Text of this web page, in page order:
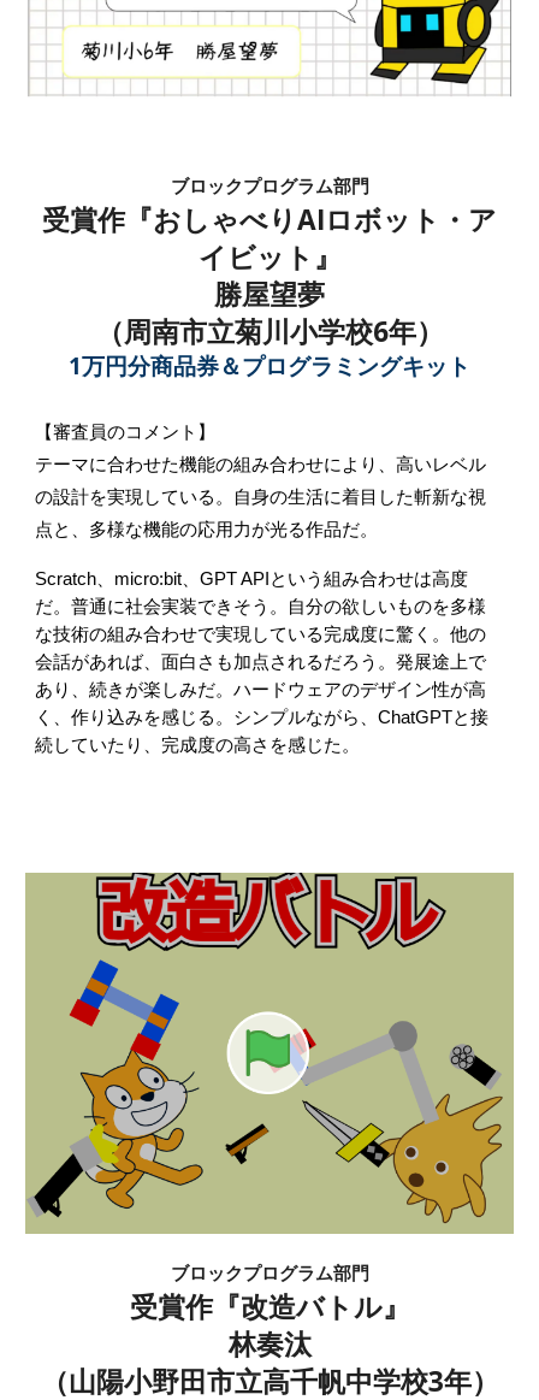
ブロックプログラム部門
受賞作『おしゃべりAIロボット・ア
イビット 』
勝屋望夢
（周南市立菊川小学校6年）
1万円分商品券＆プログラミングキット
【審査員のコメント】
テーマに合わせた機能の組み合わせにより、高いレベル
の設計を実現している。自身の生活に着目した斬新な視
点と、多様な機能の応用力が光る作品だ。
Scratch、micro:bit、GPT APIという組み合わせは高度
だ。普通に社会実装できそう。自分の欲しいものを多様
な技術の組み合わせで実現している完成度に驚く。他の
会話があれば、面白さも加点されるだろう。発展途上で
あり、続きが楽しみだ。ハードウェアのデザイン性が高
く、作り込みを感じる。シンプルながら、ChatGPTと接
続していたり、完成度の高さを感じた。
ブロックプログラム部門
受賞作『改造バトル』
林奏汰
（山陽小野田市立高千帆中学校3年）